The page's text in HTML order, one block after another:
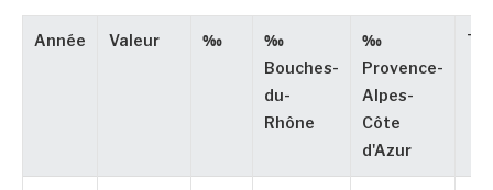
Année Valeur ‰
‰
Bouches-
du-
Rhône
‰
Provence-
Alpes-
Côte
d'Azur